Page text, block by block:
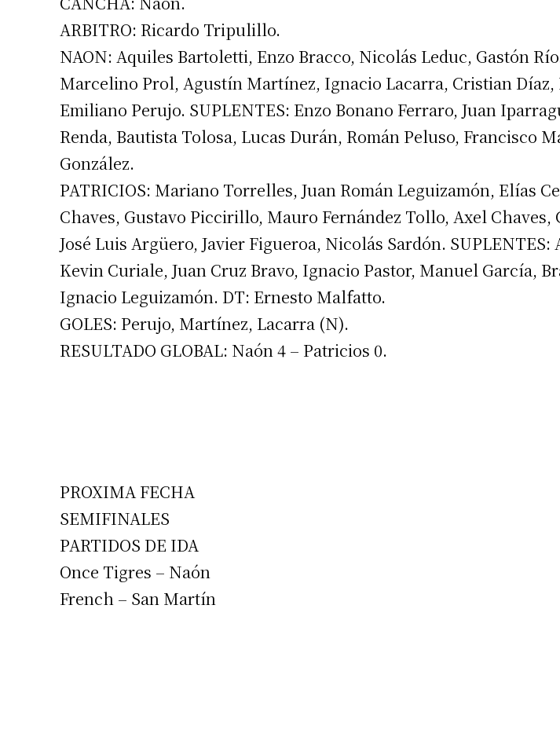
Número de teléfono
ARBITRO: Ricardo Tripulillo.
NAON: Aquiles Bartoletti, Enzo Bracco, Nicolás Leduc, Gastón
Marcelino Prol, Agustín Martínez, Ignacio Lacarra, Cristian Díaz,
Emiliano Perujo. SUPLENTES: Enzo Bonano Ferraro, Juan
Renda, Bautista Tolosa, Lucas Durán, Román Peluso, Francisco
González.
PATRICIOS: Mariano Torrelles, Juan Román Leguizamón, Elías
Chaves, Gustavo Piccirillo, Mauro Fernández Tollo, Axel Chaves,
José Luis Argüero, Javier Figueroa, Nicolás Sardón. SUPLENTES:
Kevin Curiale, Juan Cruz Bravo, Ignacio Pastor, Manuel García,
Ignacio Leguizamón. DT: Ernesto Malfatto.
GOLES: Perujo, Martínez, Lacarra (N).
RESULTADO GLOBAL: Naón 4 – Patricios 0.
PROXIMA FECHA
SEMIFINALES
PARTIDOS DE IDA
Once Tigres – Naón
French – San Martín